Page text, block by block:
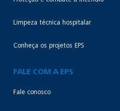
Limpeza técnica hospitalar
Conheça os projetos EPS
FALE COM A EPS
Fale conosco